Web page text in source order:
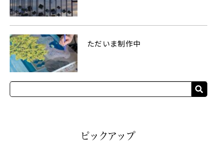
ただいま制作中
ピックアップ